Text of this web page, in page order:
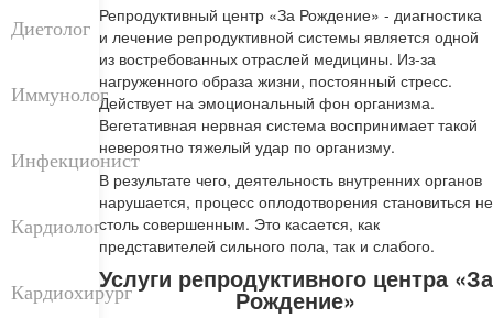
Репродуктивный центр «За Рождение» - диагностика
и лечение репродуктивной системы является одной
из востребованных отраслей медицины. Из-за
нагруженного образа жизни, постоянный стресс.
Действует на эмоциональный фон организма.
Вегетативная нервная система воспринимает такой
невероятно тяжелый удар по организму.
В результате чего, деятельность внутренних органов
нарушается, процесс оплодотворения становиться не
столь совершенным. Это касается, как
представителей сильного пола, так и слабого.
Услуги репродуктивного центра «За
Рождение»
Диетолог
Иммунолог
Инфекционист
Кардиолог
Кардиохирург